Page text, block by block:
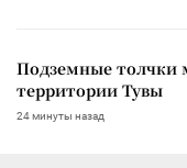
Подземные толчки
территории Тувы
24 минуты назад